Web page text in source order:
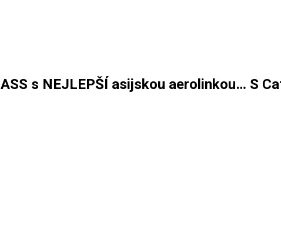
s NEJLEPŠÍ asijskou aerolinkou… S